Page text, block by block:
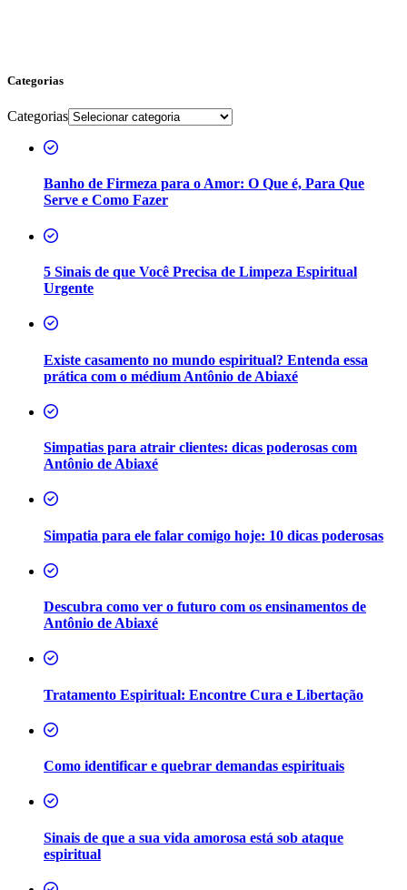
Categorias
Categorias
Banho de Firmeza para o Amor: O Que é, Para Que
Serve e Como Fazer
5 Sinais de que Você Precisa de Limpeza Espiritual
Urgente
Existe casamento no mundo espiritual? Entenda essa
prática com o médium Antônio de Abiaxé
Simpatias para atrair clientes: dicas poderosas com
Antônio de Abiaxé
Simpatia para ele falar comigo hoje: 10 dicas poderosas
Descubra como ver o futuro com os ensinamentos de
Antônio de Abiaxé
Tratamento Espiritual: Encontre Cura e Libertação
Como identificar e quebrar demandas espirituais
Sinais de que a sua vida amorosa está sob ataque
espiritual